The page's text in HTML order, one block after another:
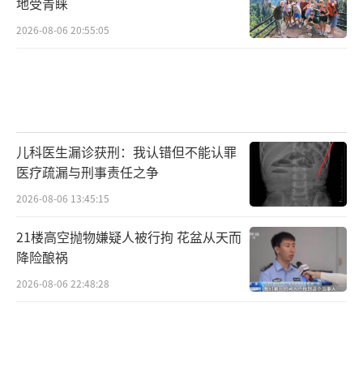
2026-08-06 20:55:05
儿科医生漏诊获刑：我认错但不能认罪
医疗疏漏与刑事责任之争
2026-08-06 13:45:15
21楼高空抛物嫌疑人被行拘 花盆从天而
降险酿祸
2026-08-06 22:48:28